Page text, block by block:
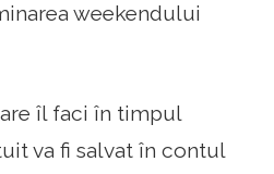
weekendului
îl faci în timpul
va fi salvat în contul